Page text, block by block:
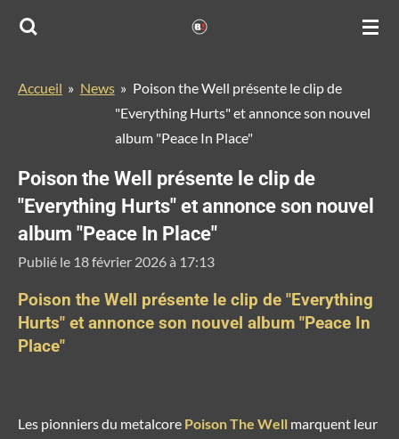
Passer
principal
Accueil » News » Poison the Well présente le clip de
"Everything Hurts" et annonce son nouvel
album "Peace In Place"
Poison the Well présente le clip de
"Everything Hurts" et annonce son nouvel
album "Peace In Place"
Publié le 18 février 2026 à 17:13
Poison the Well présente le clip de "Everything
Hurts" et annonce son nouvel album "Peace In
Place"
Les pionniers du metalcore Poison The Well marquent leur